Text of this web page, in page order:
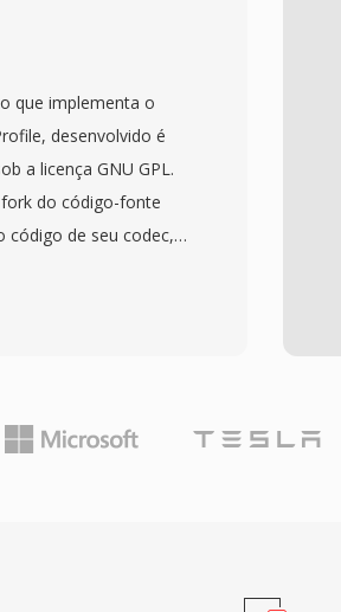
marcadores
Uma estrutura
o MP4 a
dispositivos
de sistemas
MP4 é suportado por
a
com largura de
que implementa o
desenvolvido é
a licença GNU GPL.
do código-fonte
código de seu codec, e
referência a
metragem em
boa qualidade visual,
AVI, embora